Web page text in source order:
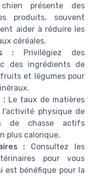
présente des
produits, souvent
aider à réduire les
céréales.
: Privilégiez des
des ingrédients de
et légumes pour
:Le taux de matières
physique de
de chasse actifs
plus calorique.
: Consultez les
pour vous
est bénéfique pour la